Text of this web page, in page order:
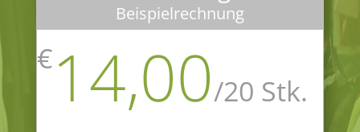
Beispielrechnung
€14,00/20 Stk.